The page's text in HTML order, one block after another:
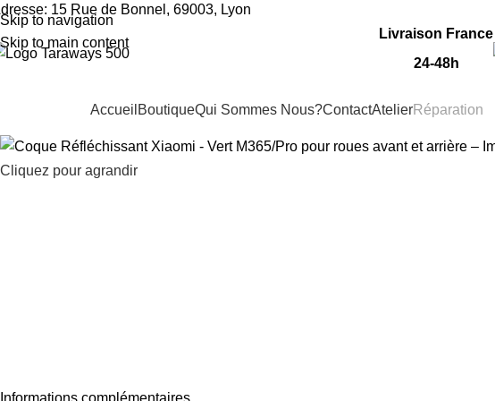
Skip to navigation
Skip to main content
15 Rue de Bonnel, 69003, Lyon
Livraison France
24-48h
Accueil BoutiqueQui Sommes Nous?ContactAtelierRéparation
Cliquez pour agrandir
Informations complémentaires